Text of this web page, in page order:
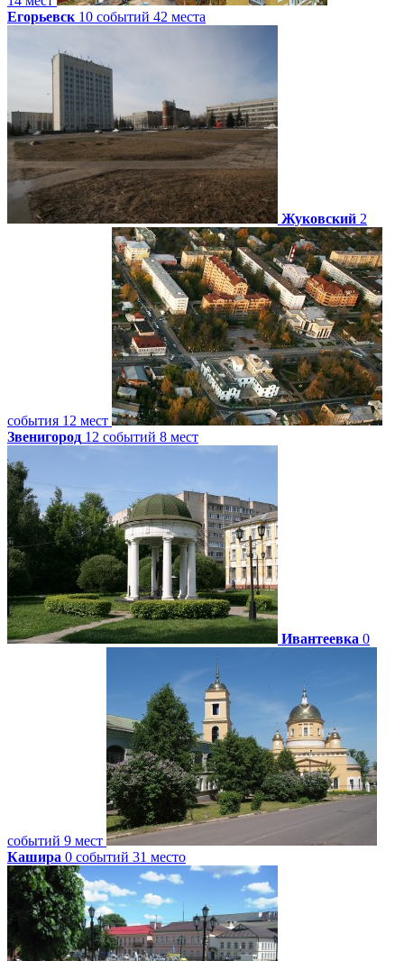
Егорьевск 10 событий 42 места
Жуковский 2
события 12 мест
Звенигород 12 событий 8 мест
Ивантеевка 0
событий 9 мест
Кашира 0 событий 31 место